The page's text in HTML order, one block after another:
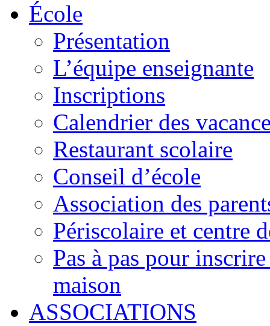
École
Présentation
L’équipe enseignante
Inscriptions
Calendrier des
Restaurant scolaire
Conseil d’école
Association des
Périscolaire et centre
Pas à pas pour
maison
ASSOCIATIONS